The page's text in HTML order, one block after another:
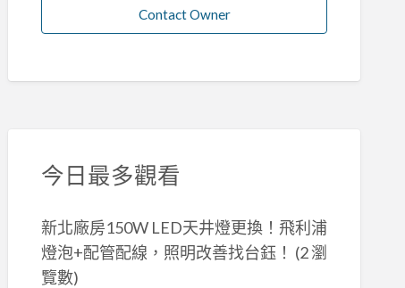
Contact Owner
今日最多觀看
新北廠房150W LED天井燈更換！飛利浦
燈泡+配管配線，照明改善找台鈺！ (2 瀏
覽數)